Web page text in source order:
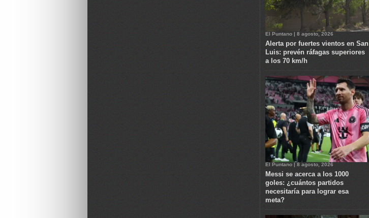
El Puntano | 8 agosto, 2026
Alerta por fuertes vientos en San
Luis: prevén ráfagas superiores
a los 70 km/h
El Puntano | 8 agosto, 2026
Messi se acerca a los 1000
goles: ¿cuántos partidos
necesitaría para lograr esa
meta?